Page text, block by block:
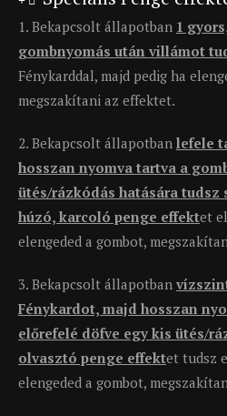
1. Bekapcsolt állapotban 1
gombnyomás után villámot
Fénykarddal, majd pedig ha
megszakítani az effektet.
2. Bekapcsolt állapotban lefele
hosszan nyomva tartva a
ütés/rázkódás hatására
húzó, karcoló penge effektet
elengeded a gombot,
3. Bekapcsolt állapotban
Fénykardot, majd hosszan
előrefelé döfve egy kis ütés/
olvasztó penge effektet tudsz
elengeded a gombot,